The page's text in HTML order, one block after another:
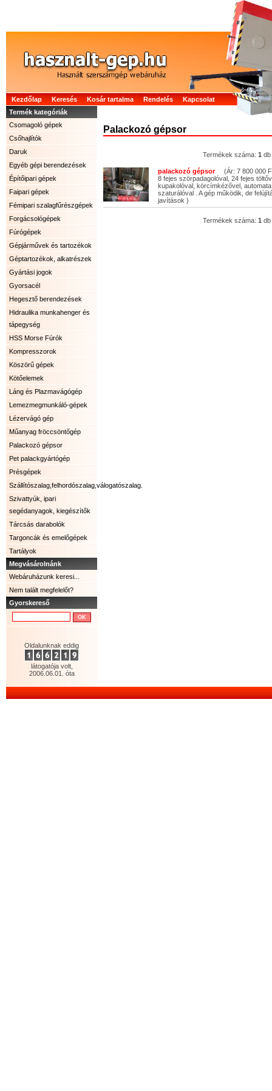
Kezdőlap Keresés Kosár tartalma Rendelés
Kapcsolat
Termék kategóriák
Csomagoló gépek
Csőhajlítók
Daruk
Egyéb gépi berendezések
Építőipari gépek
Faipari gépek
Fémipari szalagfűrészgépek
Forgácsológépek
Fúrógépek
Gépjárművek és tartozékok
Géptartozékok, alkatrészek
Gyártási jogok
Gyorsacél
Hegesztő berendezések
Hidraulika munkahenger és
tápegység
HSS Morse Fúrók
Kompresszorok
Köszörű gépek
Kötőelemek
Láng és Plazmavágógép
Lemezmegmunkáló-gépek
Lézervágó gép
Műanyag fröccsöntőgép
Palackozó gépsor
Pet palackgyártógép
Présgépek
Szállítószalag,felhordószalag,válogatószalag.
Szivattyúk, ipari
segédanyagok, kiegészítők
Tárcsás darabolók
Targoncák és emelőgépek
Tartályok
Megvásárolnánk
Webáruházunk keresi...
Nem talált megfelelőt?
Gyorskereső
Oldalunknak eddig
látogatója volt,
2006.06.01. óta
Palackozó gépsor
Termékek száma: 1 db
palackozó gépsor(Ár: 7 800 000 Ft
8 fejes szörpadagolóval, 24 fejes
kupakolóval, körcímkézővel,
szaturálóval . A gép működik, de
javítások )
Termékek száma: 1 db